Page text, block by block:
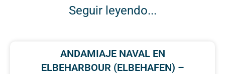
Seguir leyendo...
ANDAMIAJE NAVAL EN
ELBEHARBOUR (ELBEHAFEN) –